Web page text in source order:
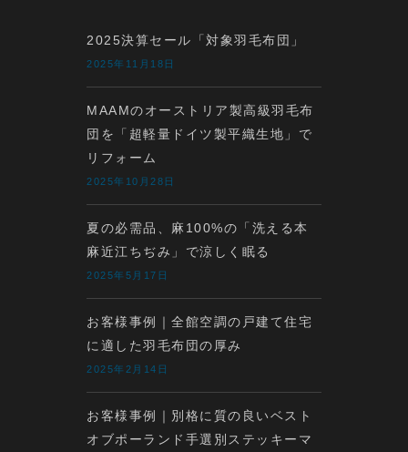
2025決算セール「対象羽毛布団」
2025年11月18日
MAAMのオーストリア製高級羽毛布
団を「超軽量ドイツ製平織生地」で
リフォーム
2025年10月28日
夏の必需品、麻100%の「洗える本
麻近江ちぢみ」で涼しく眠る
2025年5月17日
お客様事例｜全館空調の戸建て住宅
に適した羽毛布団の厚み
2025年2月14日
お客様事例｜別格に質の良いベスト
オブポーランド手選別ステッキーマ